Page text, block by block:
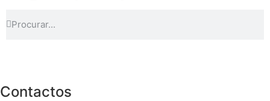
Contactos